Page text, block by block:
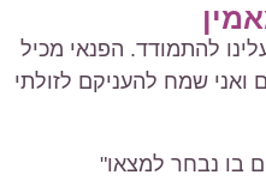
להתמודד. הפנאי מכיל
ואני שמח להעניקם לזולתי
בו נבחר למצאו"